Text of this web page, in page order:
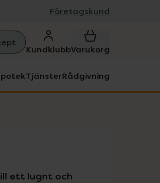
Företagskund
KundklubbVarukorg
TjänsterRådgivning
ett lugnt och